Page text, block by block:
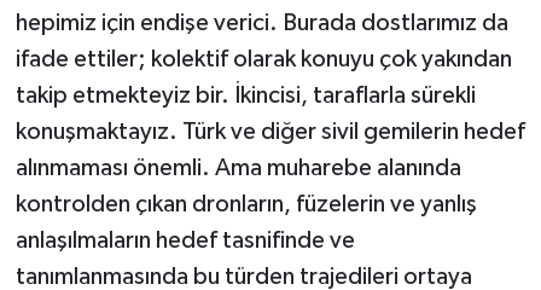
hepimiz için endişe verici. Burada dostlarımız da
ifade ettiler; kolektif olarak konuyu çok yakından
takip etmekteyiz bir. İkincisi, taraflarla sürekli
konuşmaktayız. Türk ve diğer sivil gemilerin hedef
alınmaması önemli. Ama muharebe alanında
kontrolden çıkan dronların, füzelerin ve yanlış
anlaşılmaların hedef tasnifinde ve
tanımlanmasında bu türden trajedileri ortaya